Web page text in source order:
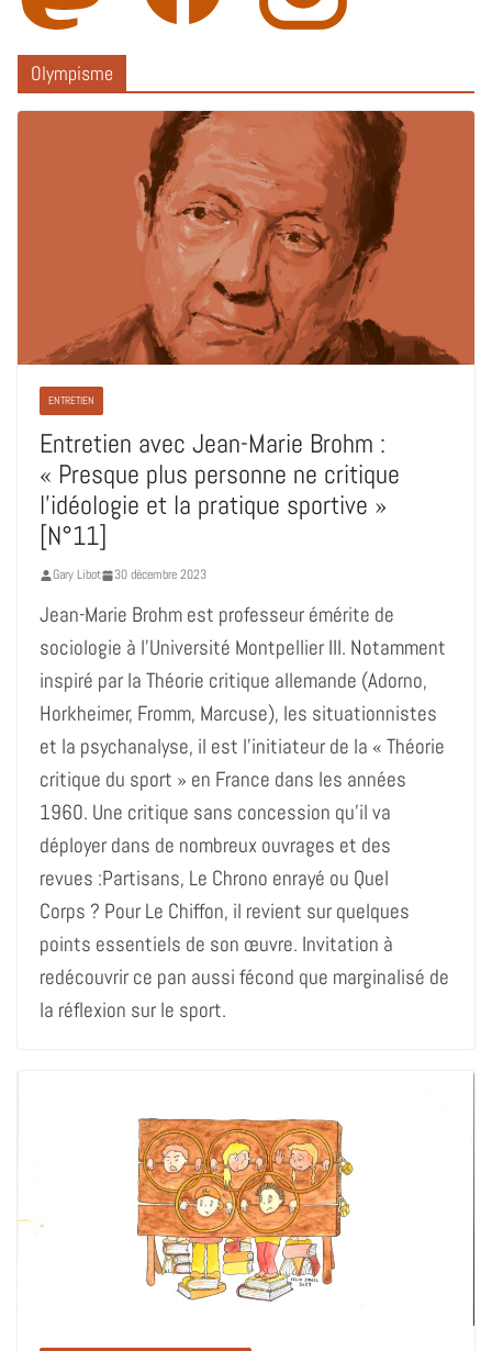
Olympisme
ENTRETIEN
Entretien avec Jean-Marie Brohm :
« Presque plus personne ne critique
l’idéologie et la pratique sportive »
[N°11]
Gary Libot 30 décembre 2023
Jean-Marie Brohm est professeur émérite de
sociologie à l’Université Montpellier III. Notamment
inspiré par la Théorie critique allemande (Adorno,
Horkheimer, Fromm, Marcuse), les situationnistes
et la psychanalyse, il est l’initiateur de la « Théorie
critique du sport » en France dans les années
1960. Une critique sans concession qu’il va
déployer dans de nombreux ouvrages et des
revues :Partisans, Le Chrono enrayé ou Quel
Corps ? Pour Le Chiffon, il revient sur quelques
points essentiels de son œuvre. Invitation à
redécouvrir ce pan aussi fécond que marginalisé de
la réflexion sur le sport.